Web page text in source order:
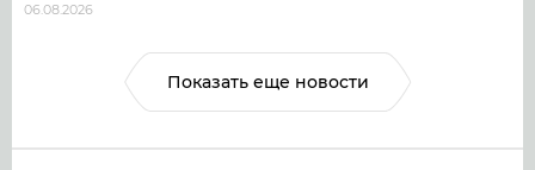
06.08.2026
Показать еще новости